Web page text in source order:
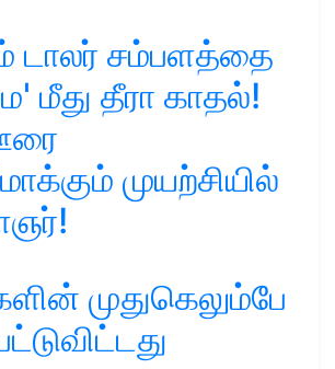
டாலர் சம்பளத்தை
மீது தீரா காதல்!
முயற்சியில்
முதுகெலும்பே